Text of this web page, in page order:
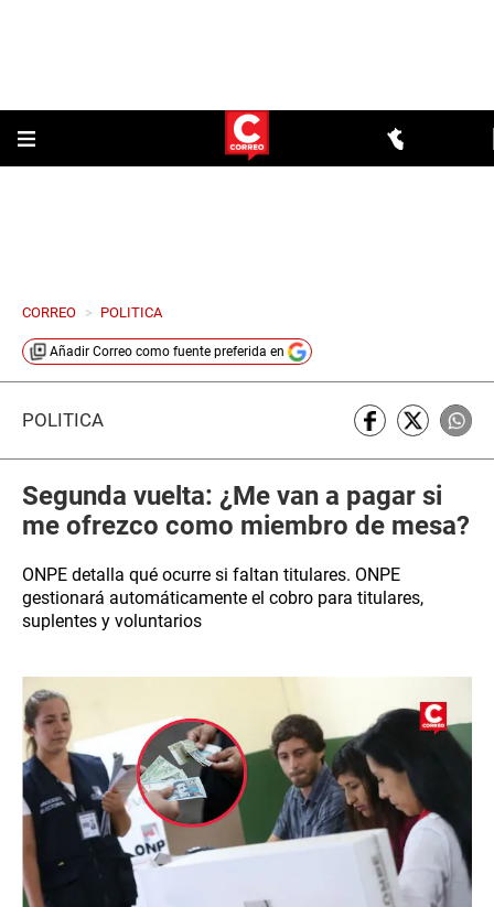
CORREO > POLITICA
Añadir Correo como fuente preferida en
POLÍTICA
Segunda vuelta: ¿Me van a pagar si
me ofrezco como miembro de mesa?
ONPE detalla qué ocurre si faltan titulares. ONPE
gestionará automáticamente el cobro para titulares,
suplentes y voluntarios